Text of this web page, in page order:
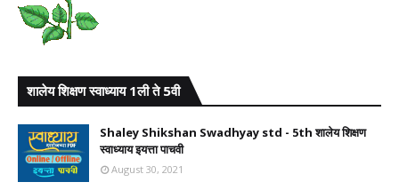
शालेय शिक्षण स्वाध्याय 1ली ते 5वी
Shaley Shikshan Swadhyay std - 5th शालेय शिक्षण
स्वाध्याय इयत्ता पाचवी
August 30, 2021